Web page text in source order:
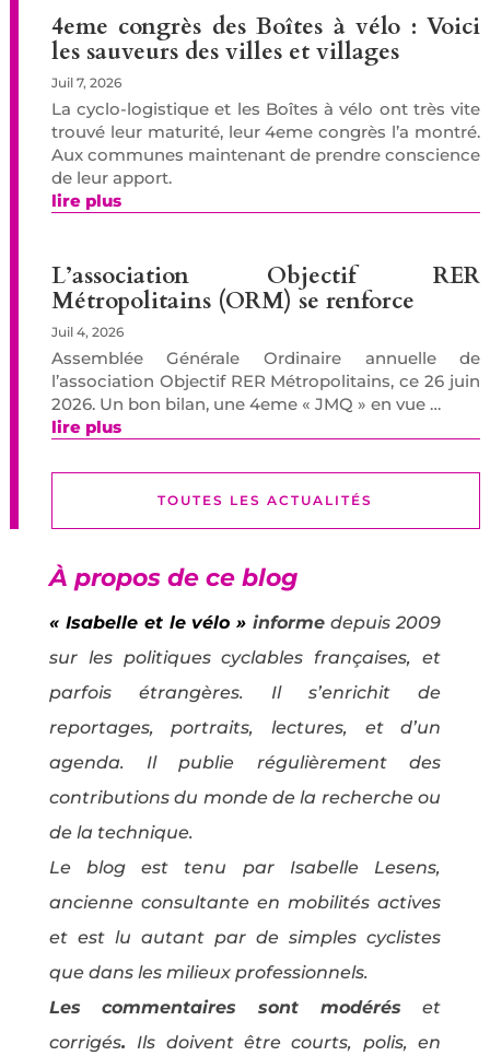
4eme congrès des Boîtes à vélo : Voici
les sauveurs des villes et villages
Juil 7, 2026
La cyclo-logistique et les Boîtes à vélo ont très vite
trouvé leur maturité, leur 4eme congrès l’a montré.
Aux communes maintenant de prendre conscience
de leur apport.
lire plus
L’association Objectif RER
Métropolitains (ORM) se renforce
Juil 4, 2026
Assemblée Générale Ordinaire annuelle de
l’association Objectif RER Métropolitains, ce 26 juin
2026. Un bon bilan, une 4eme « JMQ » en vue …
lire plus
TOUTES LES ACTUALITÉS
À propos de ce blog
« Isabelle et le vélo » informe depuis 2009
sur les politiques cyclables françaises, et
parfois étrangères. Il s’enrichit de
reportages, portraits, lectures, et d’un
agenda. Il publie régulièrement des
contributions du monde de la recherche ou
de la technique.
Le blog est tenu par Isabelle Lesens,
ancienne consultante en mobilités actives
et est lu autant par de simples cyclistes
que dans les milieux professionnels.
Les commentaires sont modéréset
corrigés. Ils doivent être courts, polis, en